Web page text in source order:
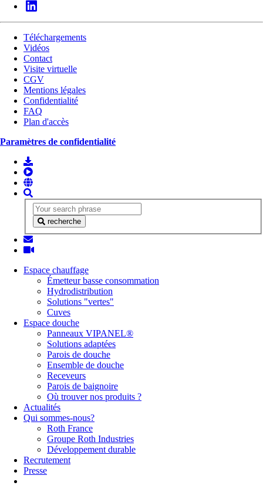
Téléchargements
Vidéos
Contact
Visite virtuelle
CGV
Mentions légales
Confidentialité
FAQ
Plan d'accès
Paramètres de confidentialité
recherche
Espace chauffage
Émetteur basse consommation
Hydrodistribution
Solutions "vertes"
Cuves
Espace douche
Panneaux VIPANEL®
Solutions adaptées
Parois de douche
Ensemble de douche
Receveurs
Parois de baignoire
Où trouver nos produits ?
Actualités
Qui sommes-nous?
Roth France
Groupe Roth Industries
Développement durable
Recrutement
Presse